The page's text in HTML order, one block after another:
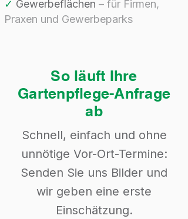
✓ Gewerbeflächen – für Firmen,
Praxen und Gewerbeparks
So läuft Ihre
Gartenpflege-Anfrage
ab
Schnell, einfach und ohne
unnötige Vor-Ort-Termine:
Senden Sie uns Bilder und
wir geben eine erste
Einschätzung.